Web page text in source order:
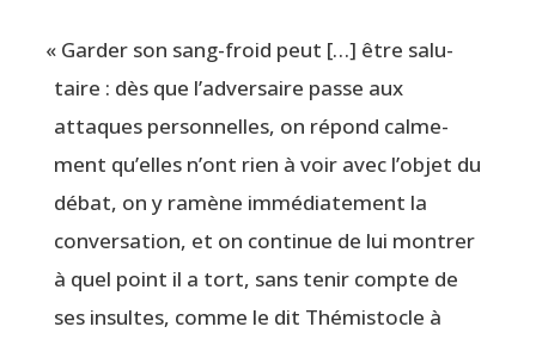
« Gar­der son sang-froid peut […] être salu­
taire : dès que l’adversaire passe aux
attaques per­son­nelles, on répond cal­me­
ment qu’elles n’ont rien à voir avec l’objet du
débat, on y ramène immé­dia­te­ment la
conver­sa­tion, et on conti­nue de lui mon­trer
à quel point il a tort, sans tenir compte de
ses insultes, comme le dit Thé­mis­tocle à